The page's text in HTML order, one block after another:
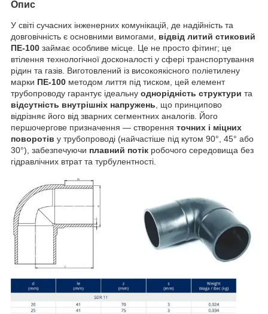
Опис
У світі сучасних інженерних комунікацій, де надійність та
довговічність є основними вимогами, відвід литий стиковий
ПЕ-100 займає особливе місце. Це не просто фітинг; це
втілення технологічної досконалості у сфері транспортування
рідин та газів. Виготовлений із високоякісного поліетилену
марки ПЕ-100 методом лиття під тиском, цей елемент
трубопроводу гарантує ідеальну однорідність структури та
відсутність внутрішніх напружень , що принципово
відрізняє його від зварних сегментних аналогів. Його
першочергове призначення — створення точних і міцних
поворотів у трубопроводі (найчастіше під кутом 90°, 45° або
30°), забезпечуючи плавний потік робочого середовища без
гідравлічних втрат та турбулентності.